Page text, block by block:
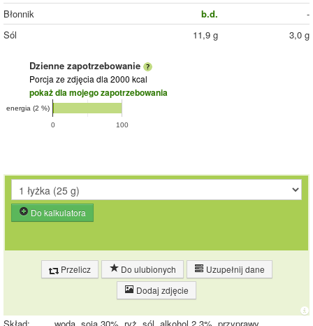
Błonnik
b.d.
-
Sól
11,9 g 3,0 g
Dzienne zapotrzebowanie
Porcja ze zdjęcia dla 2000 kcal
pokaż dla mojego zapotrzebowania
0 100
energia (2 %)
Do kalkulatora
Przelicz Do ulubionych
Uzupełnij dane
Dodaj zdjęcie
Skład:
woda, soja 30%, ryż, sól, alkohol 2,3%, przyprawy